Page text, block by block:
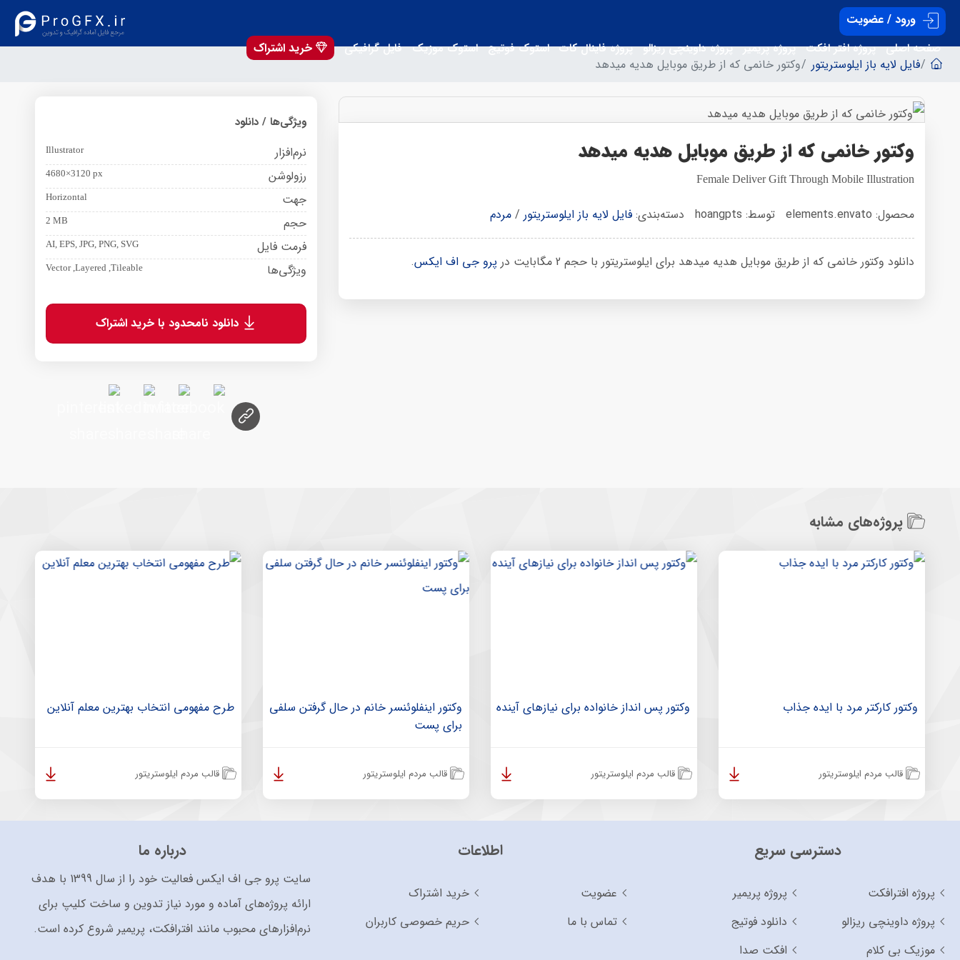
ورود / عضویت
صفحه اصلی پروژه افتر افکت پروژه پریمیر پروژه داوینچی ریزالو پروژه فاینال کات استوک فوتیج استوک موزیک فایل گرافیکی
خرید اشتراک
فایل لایه باز ایلوستریتور
وکتور خانمی که از طریق موبایل هدیه میدهد
وکتور خانمی که از طریق موبایل هدیه میدهد
Female Deliver Gift Through Mobile Illustration
محصول: elements.envato توسط: hoangpts دسته‌بندی: فایل لایه باز ایلوستریتور/ مردم
دانلود وکتور خانمی که از طریق موبایل هدیه میدهد برای ایلوستریتور با حجم 2 مگابایت در پرو جی اف ایکس.
ویژگی‌ها / دانلود
نرم‌افزار Illustrator
رزولوشن 4680×3120 px
جهت Horizontal
حجم 2 MB
فرمت فایل AI, EPS, JPG, PNG, SVG
ویژگی‌ها Vector ,Layered ,Tileable
دانلود نامحدود با خرید اشتراک
پروژه‌های مشابه
وکتور کارکتر مرد با ایده جذاب
قالب مردم ایلوستریتور
وکتور پس انداز خانواده برای نیازهای آینده
قالب مردم ایلوستریتور
وکتور اینفلوئنسر خانم در حال گرفتن سلفی
برای پست
قالب مردم ایلوستریتور
طرح مفهومی انتخاب بهترین معلم آنلاین
قالب مردم ایلوستریتور
دسترسی سریع
پروژه افترافکت
پروژه پریمیر
پروژه داوینچی ریزالو
دانلود فوتیج
موزیک بی کلام
افکت صدا
اطلاعات
عضویت
خرید اشتراک
تماس با ما
حریم خصوصی کاربران
درباره ما
سایت پرو جی اف ایکس فعالیت خود را از سال 1399 با هدف
ارائه پروژه‌های آماده و مورد نیاز تدوین و ساخت کلیپ برای
نرم‌افزارهای محبوب مانند افترافکت، پریمیر شروع کرده است.